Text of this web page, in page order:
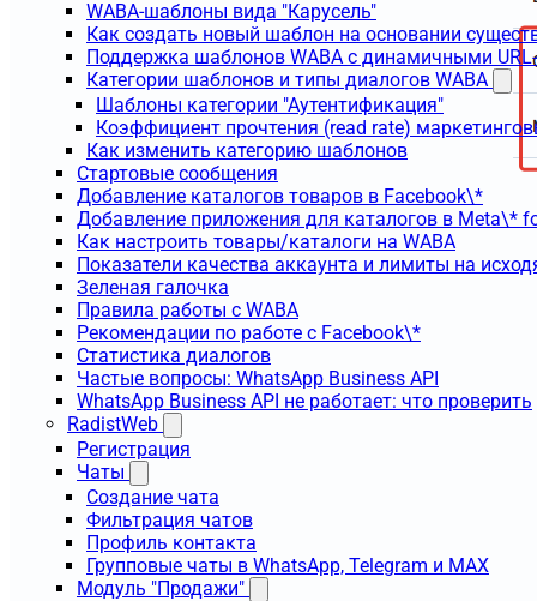
WABA-шаблоны вида "Карусель"
Как создать новый шаблон на основании
Поддержка шаблонов WABA с динамичными
Категории шаблонов и типы диалогов WABA
Шаблоны категории "Аутентификация"
Коэффициент прочтения (read rate)
Как изменить категорию шаблонов
Стартовые сообщения
Добавление каталогов товаров в Facebook\*
Добавление приложения для каталогов в Meta\*
Как настроить товары/каталоги на WABA
Показатели качества аккаунта и лимиты на
Зеленая галочка
Правила работы с WABA
Рекомендации по работе с Facebook\*
Статистика диалогов
Частые вопросы: WhatsApp Business API
WhatsApp Business API не работает: что проверить
RadistWeb
Регистрация
Чаты
Создание чата
Фильтрация чатов
Профиль контакта
Групповые чаты в WhatsApp, Telegram и MAX
Модуль "Продажи"